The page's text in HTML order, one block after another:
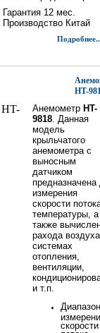
Гарантия 12 мес.
Производство Китай
HT-
Анемометр HT-
9818. Данная
модель
крыльчатого
анемометра с
выносным
датчиком
предназначена
измерения
скорости
температуры, а
также
рахода
системах
отопления,
вентиляции,
и т.п.
Диапазон
скорости